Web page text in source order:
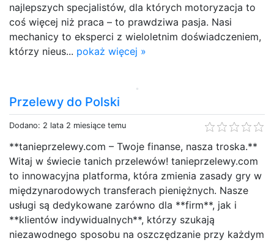
najlepszych specjalistów, dla których motoryzacja to
coś więcej niż praca – to prawdziwa pasja. Nasi
mechanicy to eksperci z wieloletnim doświadczeniem,
którzy nieus... pokaż więcej »
Przelewy do Polski
Dodano: 2 lata 2 miesiące temu
**tanieprzelewy.com – Twoje finanse, nasza troska.**
Witaj w świecie tanich przelewów! tanieprzelewy.com
to innowacyjna platforma, która zmienia zasady gry w
międzynarodowych transferach pieniężnych. Nasze
usługi są dedykowane zarówno dla **firm**, jak i
**klientów indywidualnych**, którzy szukają
niezawodnego sposobu na oszczędzanie przy każdym